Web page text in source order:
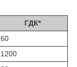
ГДК*
60
1200